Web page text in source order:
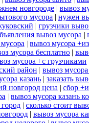
новгороде | вывоз
мусора | нужен
| грузчики
вывоз мусора |
| вывоз мусора
мусора бесплатно |
мусора +с грузчиками
район | вывоз
казань | заказать
новгород цена | сбор
| вывоз мусора казань
| сколько стоит
| вывоз мусора